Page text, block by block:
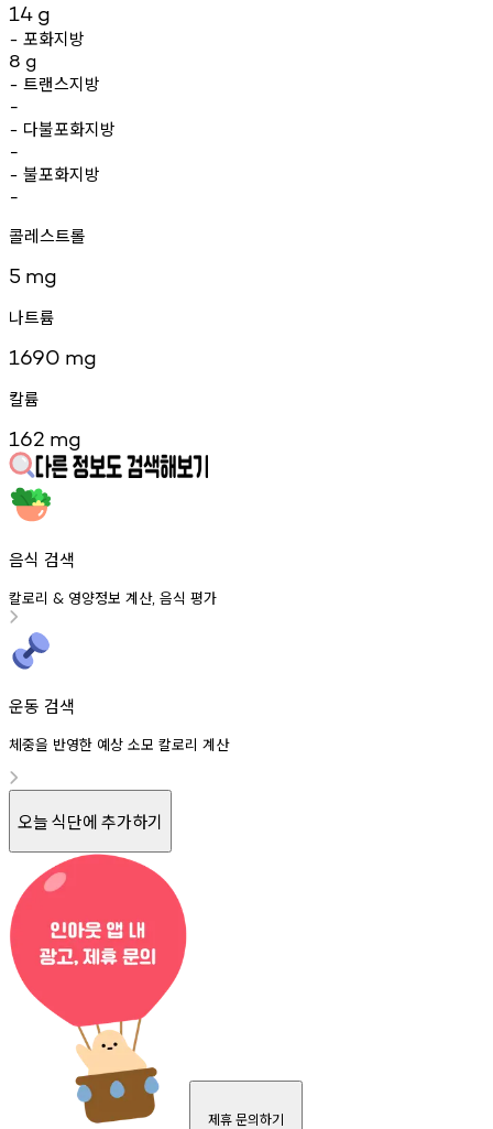
14 g
- 포화지방
8 g
- 트랜스지방
-
- 다불포화지방
-
- 불포화지방
-
콜레스트롤
5 mg
나트륨
1690 mg
칼륨
162 mg
음식 검색
칼로리 & 영양정보 계산, 음식 평가
운동 검색
체중을 반영한 예상 소모 칼로리 계산
오늘 식단에 추가하기
제휴 문의하기